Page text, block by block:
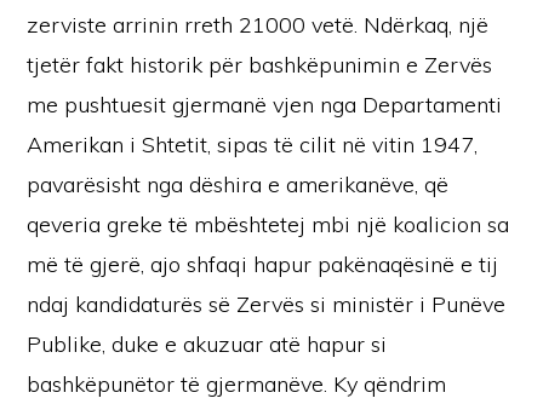
zerviste arrinin rreth 21000 vetë. Ndërkaq, një
tjetër fakt historik për bashkëpunimin e Zervës
me pushtuesit gjermanë vjen nga Departamenti
Amerikan i Shtetit, sipas të cilit në vitin 1947,
pavarësisht nga dëshira e amerikanëve, që
qeveria greke të mbështetej mbi një koalicion sa
më të gjerë, ajo shfaqi hapur pakënaqësinë e tij
ndaj kandidaturës së Zervës si ministër i Punëve
Publike, duke e akuzuar atë hapur si
bashkëpunëtor të gjermanëve. Ky qëndrim